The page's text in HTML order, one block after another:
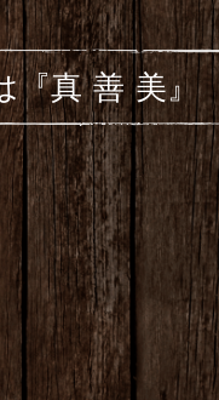
『真 善 美』